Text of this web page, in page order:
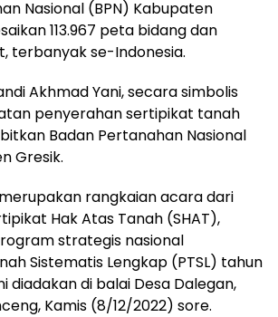
Nasional (BPN) Kabupaten
113.967 peta bidang dan
terbanyak se-Indonesia.
Akhmad Yani, secara simbolis
penyerahan sertipikat tanah
Badan Pertanahan Nasional
Gresik.
rangkaian acara dari
Hak Atas Tanah (SHAT),
strategis nasional
Sistematis Lengkap (PTSL) tahun
diadakan di balai Desa Dalegan,
Kamis (8/12/2022) sore.